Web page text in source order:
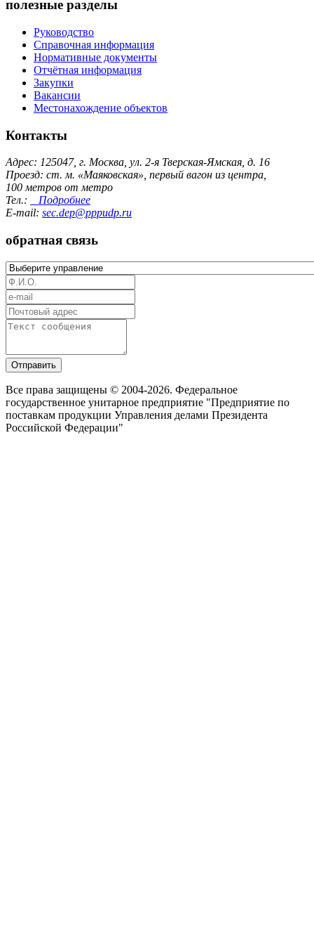
полезные разделы
Руководство
Справочная информация
Нормативные документы
Отчётная информация
Закупки
Вакансии
Местонахождение объектов
Контакты
Адрес: 125047, г. Москва, ул. 2-я Тверская-Ямская, д. 16
Проезд: ст. м. «Маяковская», первый вагон из центра,
100 метров от метро
Тел.:
Подробнее
E-mail: sec.dep@pppudp.ru
обратная связь
Отправить
Все права защищены © 2004-2026. Федеральное
государственное унитарное предприятие "Предприятие по
поставкам продукции Управления делами Президента
Российской Федерации"